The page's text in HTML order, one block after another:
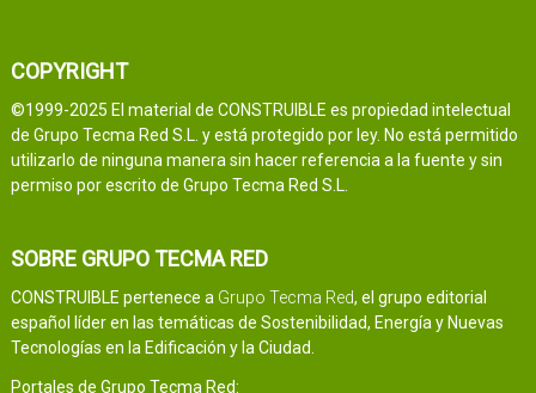
COPYRIGHT
©1999-2025 El material de CONSTRUIBLE es propiedad intelectual
de Grupo Tecma Red S.L. y está protegido por ley. No está permitido
utilizarlo de ninguna manera sin hacer referencia a la fuente y sin
permiso por escrito de Grupo Tecma Red S.L.
SOBRE GRUPO TECMA RED
CONSTRUIBLE pertenece a Grupo Tecma Red, el grupo editorial
español líder en las temáticas de Sostenibilidad, Energía y Nuevas
Tecnologías en la Edificación y la Ciudad.
Portales de Grupo Tecma Red: